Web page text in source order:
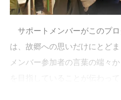
サポートメンバーがこのプ
は、故郷への思いだけにとど
メンバー参加者の言葉の端々